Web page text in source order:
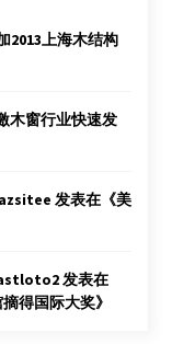
2013上海木结构
木窗行业快速发
发表在《美
发表在
得国际大奖》